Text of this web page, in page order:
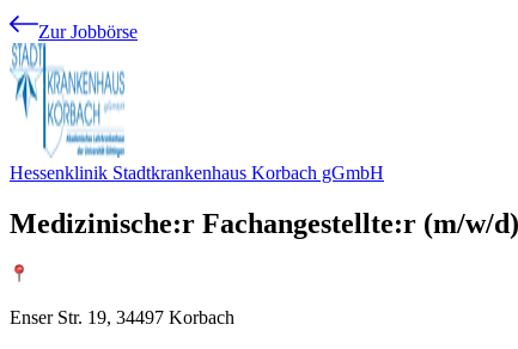
Zur Jobbörse
Hessenklinik Stadtkrankenhaus Korbach gGmbH
Medizinische:r Fachangestellte:r (m/w/
Enser Str. 19, 34497 Korbach